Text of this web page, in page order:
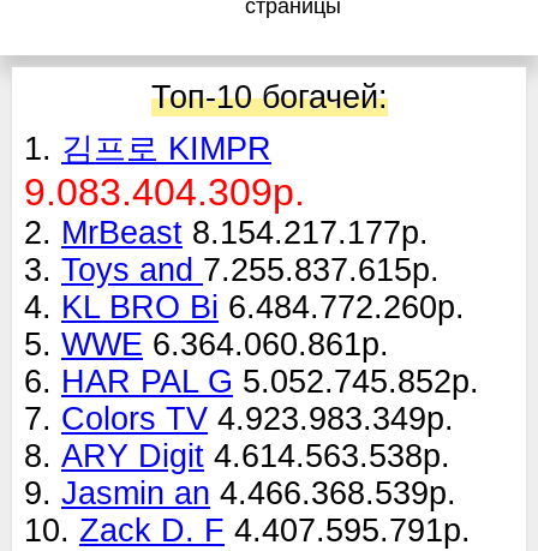
Топ-10 богачей:
1. 김프로 KIMPR
9.083.404.309р.
2. MrBeast 8.154.217.177р.
3. Toys and 7.255.837.615р.
4. KL BRO Bi 6.484.772.260р.
5. WWE 6.364.060.861р.
6. HAR PAL G 5.052.745.852р.
7. Colors TV 4.923.983.349р.
8. ARY Digit 4.614.563.538р.
9. Jasmin an 4.466.368.539р.
10. Zack D. F 4.407.595.791р.